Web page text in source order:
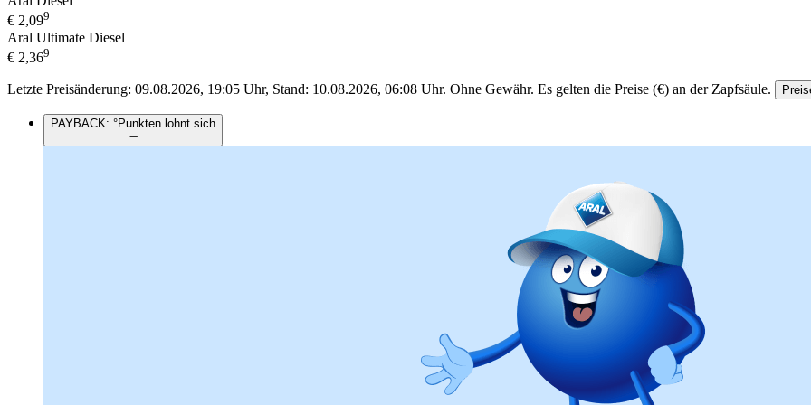
€ 2,099
Aral Ultimate Diesel
€ 2,369
Letzte Preisänderung: 09.08.2026, 19:05 Uhr, Stand: 10.08.2026, 06:08 Uhr. Ohne Gewähr. Es gelten die Preise (€) an der Zapfsäule.
PAYBACK: °Punkten lohnt sich